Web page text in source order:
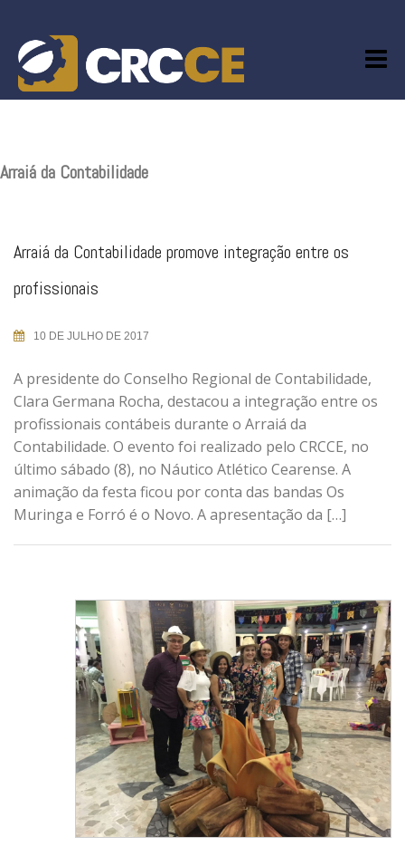
content
Arraiá da Contabilidade
Arraiá da Contabilidade promove integração entre os
profissionais
10 DE JULHO DE 2017
A presidente do Conselho Regional de Contabilidade,
Clara Germana Rocha, destacou a integração entre os
profissionais contábeis durante o Arraiá da
Contabilidade. O evento foi realizado pelo CRCCE, no
último sábado (8), no Náutico Atlético Cearense. A
animação da festa ficou por conta das bandas Os
Muringa e Forró é o Novo. A apresentação da […]